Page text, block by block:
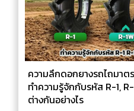
ความลึกดอกยางรถไถมาต
ทำความรู้จักกับรหัส R-1,
ต่างกันอย่างไร